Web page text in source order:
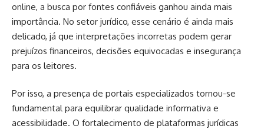
online, a busca por fontes confiáveis ganhou ainda mais
importância. No setor jurídico, esse cenário é ainda mais
delicado, já que interpretações incorretas podem gerar
prejuízos financeiros, decisões equivocadas e insegurança
para os leitores.
Por isso, a presença de portais especializados tornou-se
fundamental para equilibrar qualidade informativa e
acessibilidade. O fortalecimento de plataformas jurídicas